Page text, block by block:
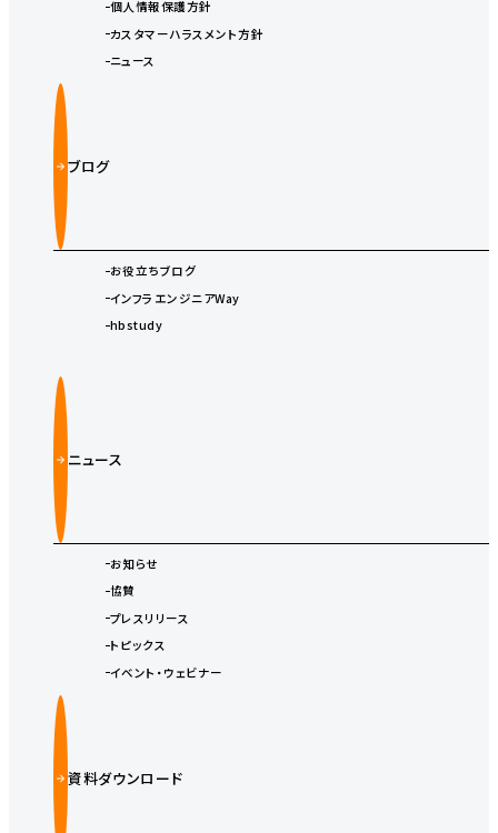
個人情報保護方針
カスタマーハラスメント方針
ニュース
ブログ
お役立ちブログ
インフラエンジニアWay
hbstudy
ニュース
お知らせ
協賛
プレスリリース
トピックス
イベント・ウェビナー
資料ダウンロード